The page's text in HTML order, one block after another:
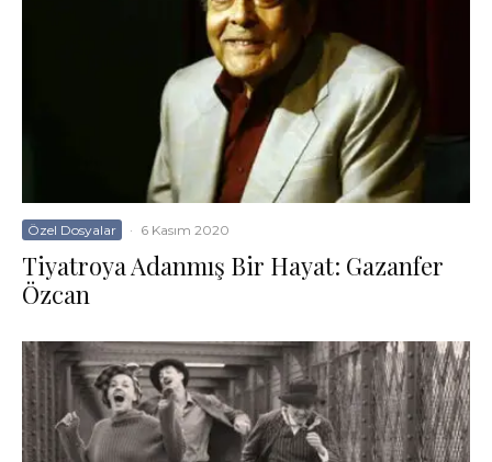
Özel Dosyalar · 6 Kasım 2020
Tiyatroya Adanmış Bir Hayat: Gazanfer
Özcan